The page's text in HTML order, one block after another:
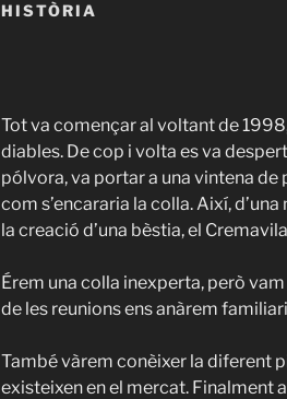
HISTÒRIA
Tot va començar al voltant de
diables. De cop i volta es va
pólvora, va portar a una vintena de
com s’encararia la colla. Així,
la creació d’una bèstia, el
Érem una colla inexperta, però
de les reunions ens anàrem
També vàrem conèixer la diferent
existeixen en el mercat. Finalment